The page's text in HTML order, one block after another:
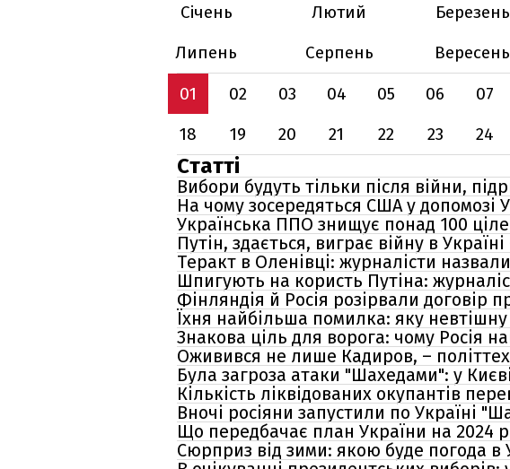
Січень
Лютий Березень
Липень
Серпень Вересень
01
02 03 04 05 06 07
18
19 20 21 22 23 24
Статті
Вибори будуть тільки після війни,
На чому зосередяться США у допомозі
Українська ППО знищує понад 100
Путін, здається, виграє війну в
Теракт в Оленівці: журналісти
Шпигують на користь Путіна:
Фінляндія й Росія розірвали договір
Їхня найбільша помилка: яку
Знакова ціль для ворога: чому Росія
Оживився не лише Кадиров, –
Була загроза атаки "Шахедами": у
Кількість ліквідованих окупантів
Вночі росіяни запустили по Україні
Що передбачає план України на 2024
Сюрприз від зими: якою буде погода в